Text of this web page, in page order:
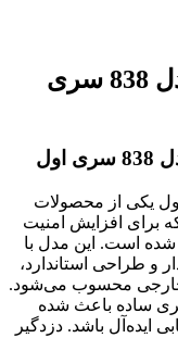
دزدگیر خودرو استیل میت مدل 838 سری
میت مدل 838 سری اول یکی از محصولات
برای افزایش امنیت
است. این مدل با
و طراحی استاندارد،
خارجی محسوب می‌شود.
ساده باعث شده
ایده‌آل باشد. دزدگیر